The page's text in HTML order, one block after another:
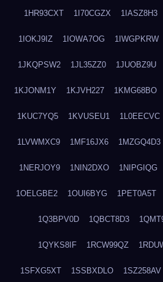
1HR93CXT 1I70CGZX 1IASZ8H3
1IOKJ9IZ 1IOWA7OG 1IWGPKRW
1JKQPSW2 1JL35ZZ0 1JUOBZ9U
1KJONM1Y 1KJVH227 1KMG68BO
1KUC7YQ5 1KVUSEU1 1L0EECVC
1LVWMXC9 1MF16JX6 1MZGQ4D3
1NERJOY9 1NIN2DXO 1NIPGIQG
1OELGBE2 1OUI6BYG 1PET0A5T
1Q3BPV0D 1QBCT8D3
1QYKS8IF 1RCW99QZ
1SFXG5XT 1SSBXDLO 1SZ258AV